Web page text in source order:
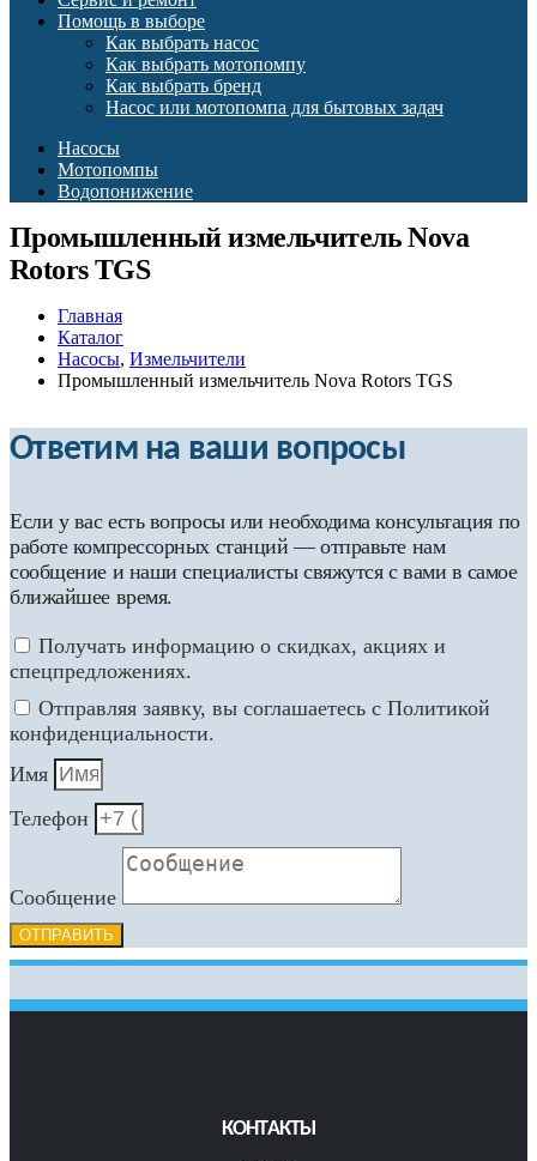
Помощь в выборе
Как выбрать насос
Как выбрать мотопомпу
Как выбрать бренд
Насос или мотопомпа для бытовых задач
Насосы
Мотопомпы
Водопонижение
Промышленный измельчитель Nova
Rotors TGS
Главная
Каталог
Насосы, Измельчители
Промышленный измельчитель Nova Rotors TGS
Ответим на ваши вопросы
Если у вас есть вопросы или необходима консультация по
работе компрессорных станций — отправьте нам
сообщение и наши специалисты свяжутся с вами в самое
ближайшее время.
Получать информацию о скидках, акциях и
спецпредложениях.
Отправляя заявку, вы соглашаетесь с Политикой
конфиденциальности.
Имя
Телефон
Сообщение
ОТПРАВИТЬ
КОНТАКТЫ